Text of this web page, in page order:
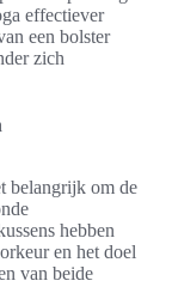
effectiever
een bolster
zich
belangrijk om de
hebben
en het doel
van beide